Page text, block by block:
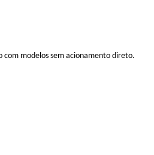
com modelos sem acionamento direto.